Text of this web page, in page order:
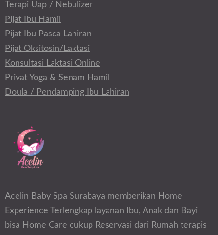
Terapi Uap / Nebulizer
Pijat Ibu Hamil
Pijat Ibu Pasca Lahiran
Pijat Oksitosin/Laktasi
Konsultasi Laktasi Online
Privat Yoga & Senam Hamil
Doula / Pendamping Ibu Lahiran
Acelin Baby Spa Surabaya memberikan Home
Experience Terlengkap layanan Ibu, Anak dan Bayi
bisa Home Care cukup Reservasi dari Rumah terapis